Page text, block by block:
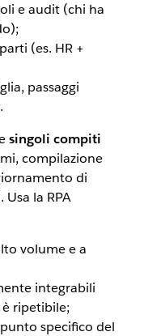
e audit (chi ha
(es. HR +
passaggi
singoli compiti
compilazione
di
la RPA
volume e a
integrabili
è ripetibile;
specifico del